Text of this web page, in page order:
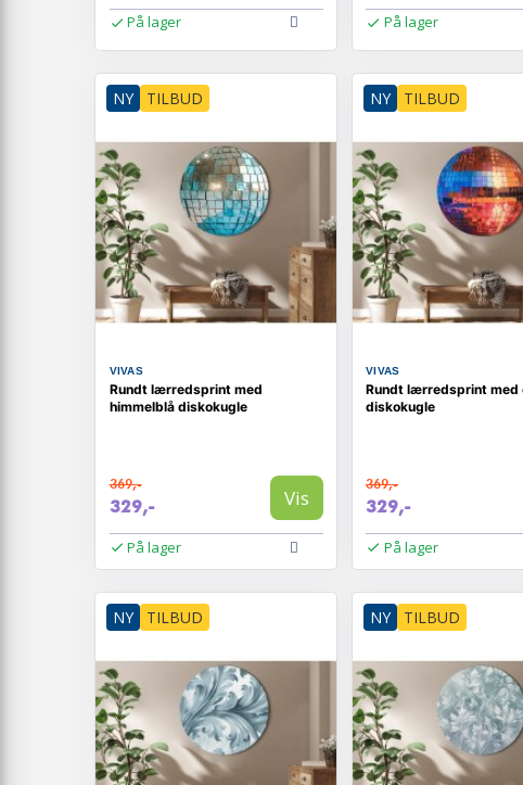
På lager På lager
NY TILBUD
VIVAS
Rundt lærredsprint med
himmelblå diskokugle
369,-
329,- Vis
På lager
NY TILBUD
VIVAS
Rundt lærredsprint med
diskokugle
369,-
329,-
På lager
NY TILBUD NY TILBUD